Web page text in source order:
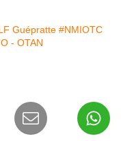
Guépratte #NMIOTC
- OTAN